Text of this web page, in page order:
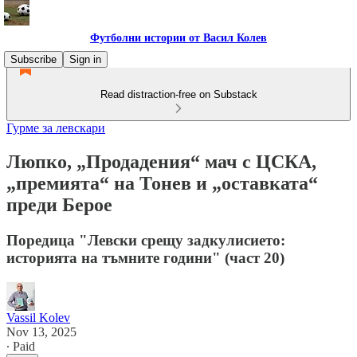
Футболни истории от Васил Колев
Subscribe
Sign in
Read distraction-free on Substack
Гурме за левскари
Люпко, „Продадения“ мач с ЦСКА,
„премията“ на Тонев и „оставката“
преди Берое
Поредица "Левски срещу задкулисието:
историята на тъмните години" (част 20)
Vassil Kolev
Nov 13, 2025
∙ Paid